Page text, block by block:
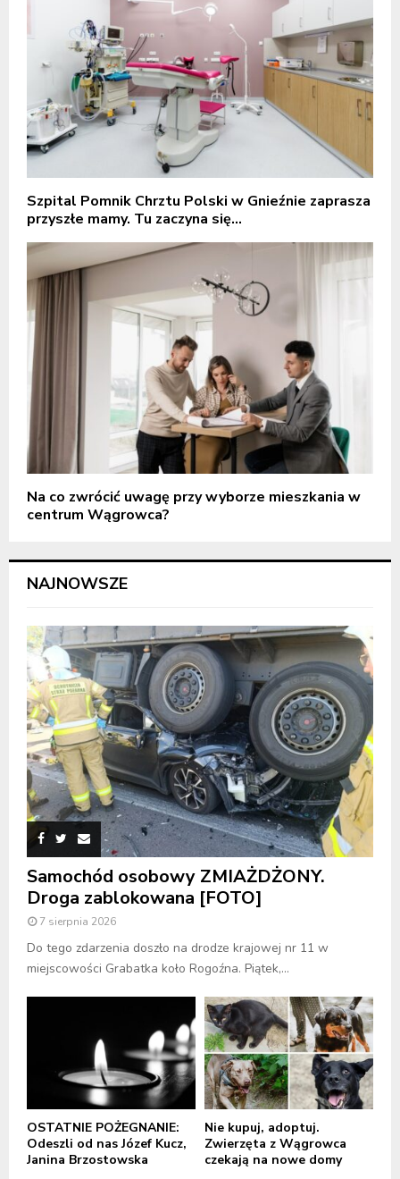
Szpital Pomnik Chrztu Polski w Gnieźnie zaprasza
przyszłe mamy. Tu zaczyna się...
Na co zwrócić uwagę przy wyborze mieszkania w
centrum Wągrowca?
NAJNOWSZE
Samochód osobowy ZMIAŻDŻONY.
Droga zablokowana [FOTO]
7 sierpnia 2026
Do tego zdarzenia doszło na drodze krajowej nr 11 w
miejscowości Grabatka koło Rogoźna. Piątek,...
OSTATNIE POŻEGNANIE:
Odeszli od nas Józef Kucz,
Janina Brzostowska
Nie kupuj, adoptuj.
Zwierzęta z Wągrowca
czekają na nowe domy